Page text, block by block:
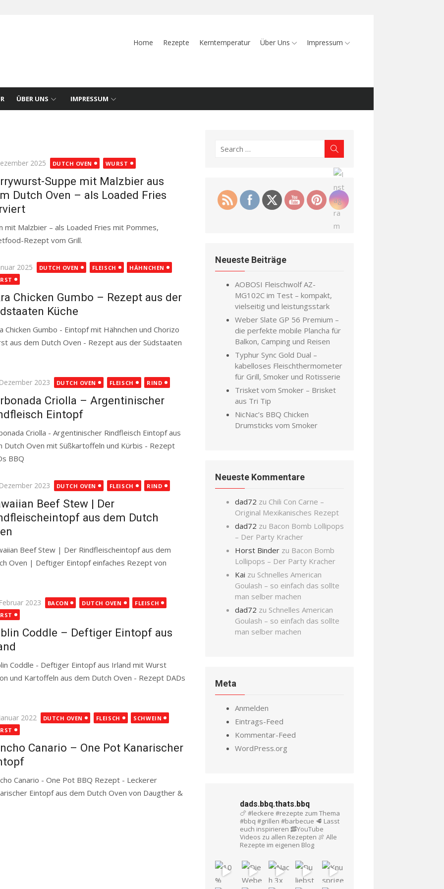
Home Rezepte Kerntemperatur Über Uns Impressum
ÜBER UNS IMPRESSUM
2025 DUTCH OVEN WURST
Suppe mit Malzbier aus
Dutch Oven – als Loaded Fries
mit Malzbier – als Loaded Fries mit Pommes,
Rezept vom Grill.
2025 DUTCH OVEN FLEISCH
HÄHNCHEN
Chicken Gumbo – Rezept aus der
Küche
Chicken Gumbo - Eintopf mit Hähnchen und Chorizo
aus dem Dutch Oven - Rezept aus der Südstaaten
2023 DUTCH OVEN FLEISCH RIND
Criolla – Argentinischer
Eintopf
Criolla - Argentinischer Rindfleisch Eintopf aus
Dutch Oven mit Süßkartoffeln und Kürbis - Rezept
BBQ
2023 DUTCH OVEN FLEISCH RIND
Beef Stew | Der
aus dem Dutch
Beef Stew | Der Rindfleischeintopf aus dem
Oven | Deftiger Eintopf einfaches Rezept von
2023 BACON DUTCH OVEN
FLEISCH
Coddle – Deftiger Eintopf aus
Coddle - Deftiger Eintopf aus Irland mit Wurst
und Kartoffeln aus dem Dutch Oven - Rezept DADs
2022 DUTCH OVEN FLEISCH
SCHWEIN
Canario – One Pot Kanarischer
Canario - One Pot BBQ Rezept - Leckerer
Eintopf aus dem Dutch Oven von Daugther &
Search
Neueste Beiträge
AOBOSI Fleischwolf AZ-
MG102C im Test – kompakt,
vielseitig und leistungsstark
Weber Slate GP 56 Premium –
die perfekte mobile Plancha für
Balkon, Camping und Reisen
Typhur Sync Gold Dual –
kabelloses Fleischthermometer
für Grill, Smoker und Rotisserie
Trisket vom Smoker – Brisket
aus Tri Tip
NicNac’s BBQ Chicken
Drumsticks vom Smoker
Neueste Kommentare
dad72 zu Chili Con Carne –
Original Mexikanisches Rezept
dad72 zu Bacon Bomb Lollipops
– Der Party Kracher
Horst Binder zu Bacon Bomb
Lollipops – Der Party Kracher
Kai zu Schnelles American
Goulash – so einfach das sollte
man selber machen
dad72 zu Schnelles American
Goulash – so einfach das sollte
man selber machen
Meta
Anmelden
Eintrags-Feed
Kommentar-Feed
WordPress.org
dads.bbq.thats.bbq
🍗 #leckere #rezepte zum Thema
#bbq #grillen #barbecue 🥩 Lasst
euch inspirieren 🥓YouTube
Videos zu allen Rezepten 🍖 Alle
Rezepte im eigenen Blog